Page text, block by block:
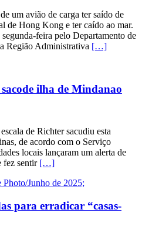
um avião de carga ter saído de
de Hong Kong e ter caído ao mar.
feira pelo Departamento de
Região Administrativa […]
ilha de Mindanao
de Richter sacudiu esta
de acordo com o Serviço
locais lançaram um alerta de
fez sentir […]
para erradicar “casas-